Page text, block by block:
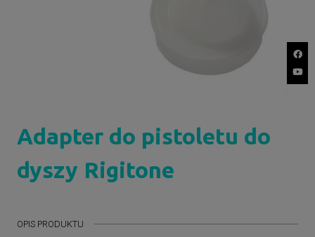
Adapter do pistoletu do
dyszy Rigitone
OPIS PRODUKTU